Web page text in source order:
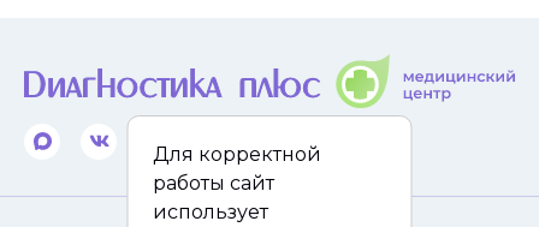
Для корректной
работы сайт
использует